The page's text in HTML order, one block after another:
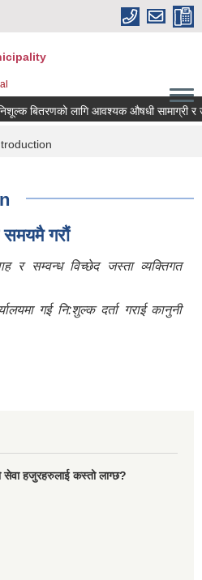
बितरणको लागि आवश्यक ‍औषधी सामाग्री
समयमै गरौं
र सम्वन्ध विच्छेद जस्ता व्यक्तिगत
गई नि:शुल्क दर्ता गराई कानुनी
सेवा हजुरहरुलाई कस्तो लाग्छ?